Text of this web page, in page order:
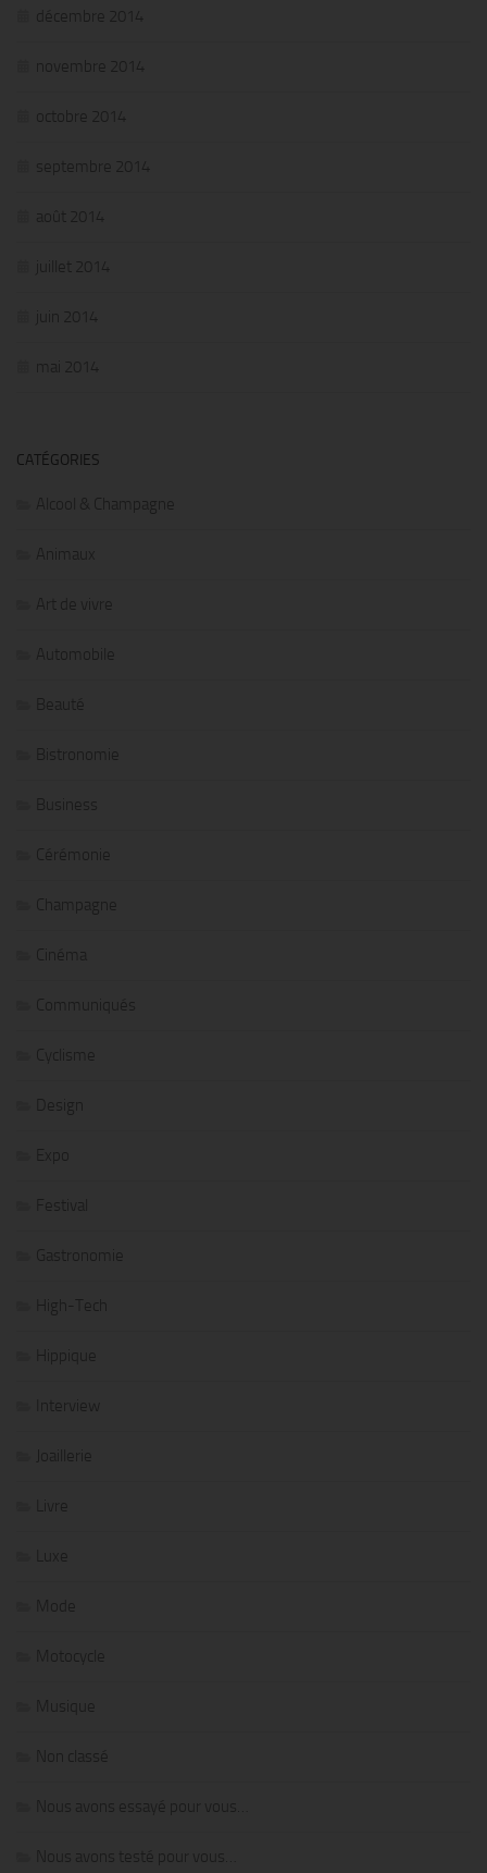
décembre 2014
novembre 2014
octobre 2014
septembre 2014
août 2014
juillet 2014
juin 2014
mai 2014
CATÉGORIES
Alcool & Champagne
Animaux
Art de vivre
Automobile
Beauté
Bistronomie
Business
Cérémonie
Champagne
Cinéma
Communiqués
Cyclisme
Design
Expo
Festival
Gastronomie
High-Tech
Hippique
Interview
Joaillerie
Livre
Luxe
Mode
Motocycle
Musique
Non classé
Nous avons essayé pour vous…
Nous avons testé pour vous…